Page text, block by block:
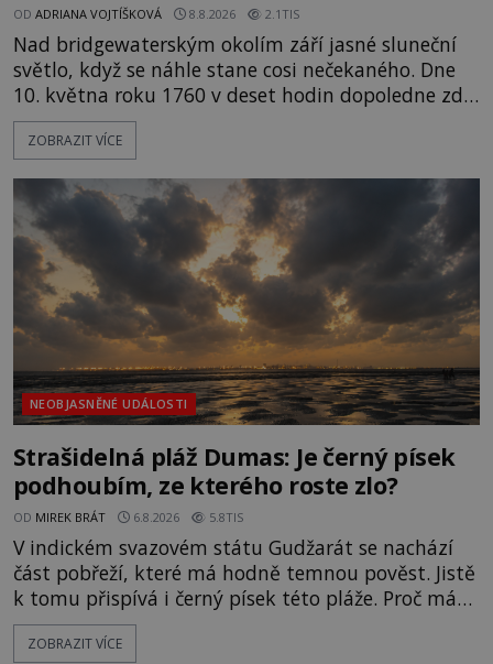
OD ADRIANA VOJTÍŠKOVÁ 8.8.2026 2.1TIS
Nad bridgewaterským okolím září jasné sluneční
světlo, když se náhle stane cosi nečekaného. Dne
10. května roku 1760 v deset hodin dopoledne zde
dojde k vůbec prvnímu historicky doloženému
přeletu UFO. Podle záznamů vyzařuje takové
jen o nějaký optický klam, nebo se zde skutečně
právě vznáší mimozemská loď
ZOBRAZIT VÍCE
NEOBJASNĚNÉ UDÁLOSTI
Strašidelná pláž Dumas: Je černý písek
podhoubím, ze kterého roste zlo?
OD MIREK BRÁT 6.8.2026 5.8TIS
V indickém svazovém státu Gudžarát se nachází
část pobřeží, které má hodně temnou pověst. Jistě
k tomu přispívá i černý písek této pláže. Proč má
pláž takové netypické zbarvení? Nakolik jsou
pravdivé historky, že zde došlo k nevysvětlitelným
ZOBRAZIT VÍCE